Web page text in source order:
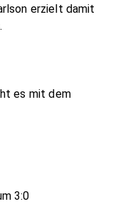
erzielt damit
es mit dem
3:0